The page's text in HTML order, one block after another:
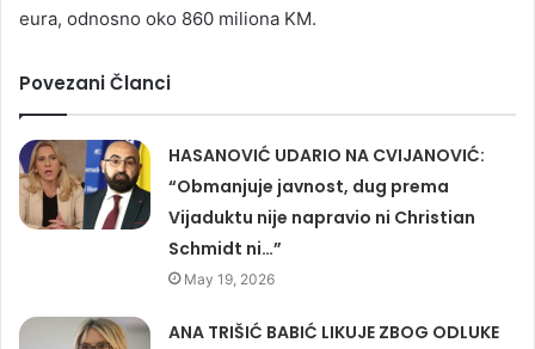
eura, odnosno oko 860 miliona KM.
Povezani Članci
HASANOVIĆ UDARIO NA CVIJANOVIĆ:
“Obmanjuje javnost, dug prema
Vijaduktu nije napravio ni Christian
Schmidt ni…”
May 19, 2026
ANA TRIŠIĆ BABIĆ LIKUJE ZBOG ODLUKE